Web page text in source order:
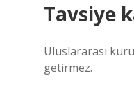
Tavsiye
Uluslararası
getirmez.